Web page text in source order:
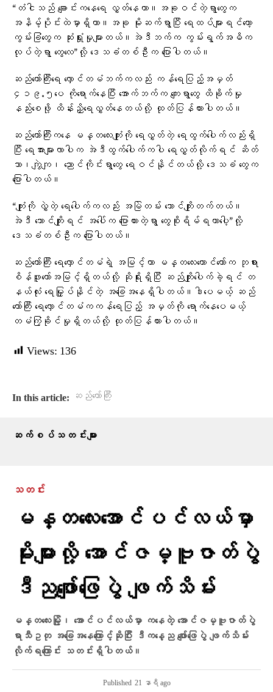
“တံငါသည် ချောင်းကနေရေ လွှတ်နေတာ။အခုဝင်တဲ့ရွာတွေက
အနိမ့်ပိုင်းထဲမှာရှိတာ။အခု မိုးဆက်ရွာပြီး ရေထပ်များရင်တော့
ကွမ်းခြံတွေက ဆုံးရှုံးမှုများတယ်။အဲဒီဘက်က ကွမ်းရွက်အဓိက
လုပ်တဲ့ရွာ တွေလေ”လို့ ဒေသခံတစ်ဦးက ပြောပါတယ်။
ဆည်တော်ကြီးရေ လှောင်တမံဘက်ကလည်း ကန်ရေပြည့်အမှတ်
၄၁၉.၅ပေ ကိုရောက်နေပြီး အောက်ဘက်က ကျေးရွာတွေ ထိခိုက်မှု
နည်းစေဖို့ ထိန်းညှိရေလွှတ်နေတယ်လို့ ထုတ်ပြန်ထားပါတယ်။
ဆည်တော်ကြီးကနေ မန္တလေးကျုံးကို ရေလွှတ်တဲ့ ရေထွက်ပေါက်လည်းရှိ
ပြီး ရေအားများလာပါက အဲဒီထွက်ပေါက်ကပါ ရေလွှတ်လိုက်ရင် ဆိတ်
သာ၊ကျွဲကျ၊ ညောင်ကိုင်းရွာတွေ ရေဝင်နိုင်တယ်လို့ ဒေသခံ တွေက
ပြောပါတယ်။
“ကျုံးကို လွှဲတဲ့ ရေပေါက်ကလည်း အမြဲတမ်း ဘောင်ကျိုးတက်တယ်။
အဲဒီ ဘောင်ကျိုးရင် အပေါ်က ပြောထားတဲ့ရွာ တွေစိုးရိမ်ရတာပေါ့”လို့
ဒေသခံတစ်ဦးက ပြောပါတယ်။
ဆည်တော်ကြီး ရေလှောင်တမံရဲ့ အမြင့်ဟာ မန္တလေးတောင်တော်က ဘုရား
စိန်ဖူးတော်အမြင့်ရှိတယ်လို့ ဆိုရိုးရှိပြီး ဆည်ကျိုးပေါက်ခဲ့ရင် တ
နယ်လုံး ရေမြှုပ်နိုင်တဲ့ အခြေအနေရှိပါတယ်။ဒါပေမယ့် ဆည်
တော်ကြီး ရေလှောင်တမံကကန်ရေပြည့် အမှတ်ကို ရောက်နေပေမယ့်
တမံကြံ့ခိုင်မှုရှိတယ်လို့ ထုတ်ပြန်ထားပါတယ်။
Views: 136
In this article: ဆည်တော်ကြီး
ဆက်စပ်သတင်းများ
သတင်း
မန္တလေးအောင်ပင်လယ်မှာ
မိုးများလို့ အောင်ဇမ္ဗူဇာတ်ပွဲ
ဒီညဖျော်ဖြေပွဲ ဖျက်သိမ်း
မန္တလေးမြို့၊ အောင်ပင်လယ်မှာ ကနေတဲ့ အောင်ဇမ္ဗူဇာတ်ပွဲ
ရာသီဥတု အခြေအနေကြောင့်ဆိုပြီး ဒီကနေ့ည ဖျော်ဖြေပွဲ ဖျက်သိမ်း
လိုက်ရကြောင်း သတင်းရှိပါတယ်။
Published 21 နာရီ ago